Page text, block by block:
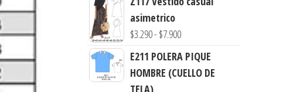
hasta
$7.900
desde
hasta
$7.900
asimetrico
$3.290- $7.900Rango
de
precios:
E211 POLERA PIQUE
HOMBRE (CUELLO DE
TELA)